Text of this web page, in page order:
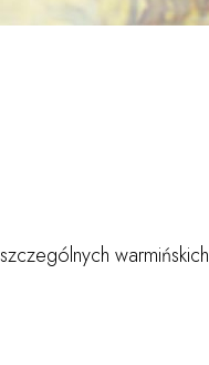
warmińskich